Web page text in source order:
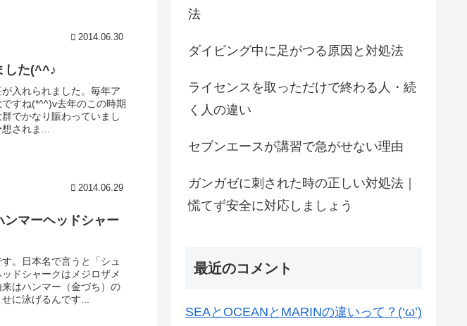
2014.06.30
した(^^♪
入れられました。毎年ア
すね(*^^)v去年のこの時期
でかなり賑わっていまし
されま...
2014.06.29
ンマーヘッドシャー
。日本名で言うと「シュ
ドシャークはメジロザメ
はハンマー（金づち）の
に泳げるんです...
法
ダイビング中に足がつる原因と対処法
ライセンスを取っただけで終わる人・続
く人の違い
セブンエースが講習で急がせない理由
ガンガゼに刺された時の正しい対処法｜
慌てず安全に対応しましょう
最近のコメント
SEAとOCEANとMARINの違いって？(‘ω’)